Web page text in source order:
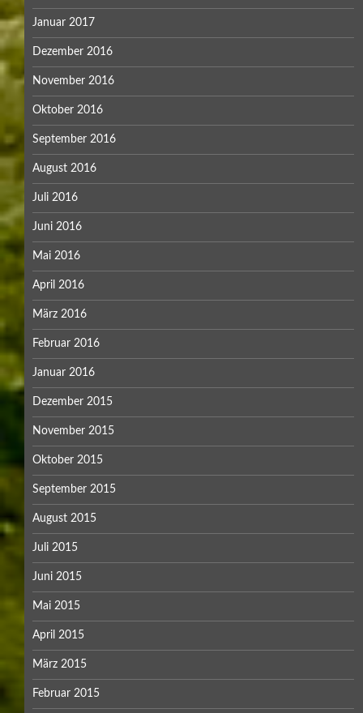
Januar 2017
Dezember 2016
November 2016
Oktober 2016
September 2016
August 2016
Juli 2016
Juni 2016
Mai 2016
April 2016
März 2016
Februar 2016
Januar 2016
Dezember 2015
November 2015
Oktober 2015
September 2015
August 2015
Juli 2015
Juni 2015
Mai 2015
April 2015
März 2015
Februar 2015